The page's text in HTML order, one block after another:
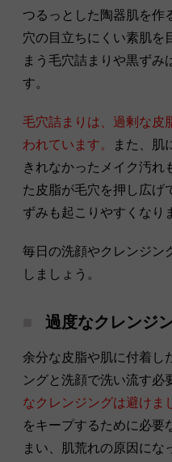
つるっとした陶器肌を作
穴の目立ちにくい素肌を
まう毛穴詰まりや黒ずみ
す。
毛穴詰まりは、過剰な皮
われています。
また、肌
きれなかったメイク汚れ
た皮脂が毛穴を押し広げ
ずみも起こりやすくなり
毎日の洗顔やクレンジン
しましょう。
過度なクレンジ
余分な皮脂や肌に付着し
ングと洗顔で洗い流す必
なクレンジングは避けま
をキープするために必要
まい、肌荒れの原因にな